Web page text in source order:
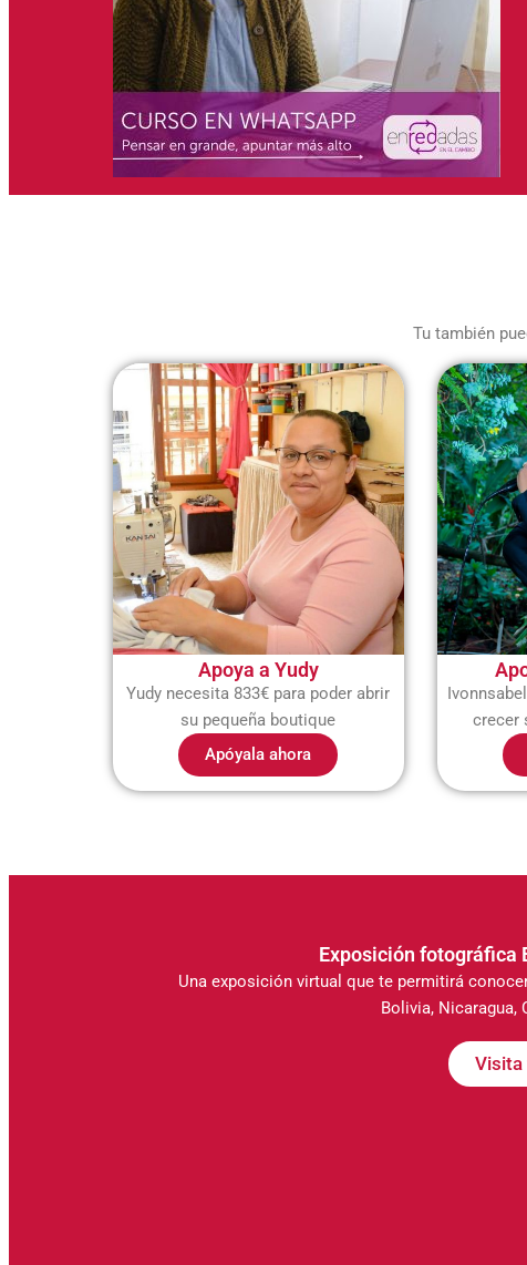
Tu también
Apoya a Yudy
Yudy necesita 833€ para poder abrir
su pequeña boutique
Apóyala ahora
crecer
Exposición fotográfica
Una exposición virtual que te permitirá
Bolivia, Nicaragua,
Visita